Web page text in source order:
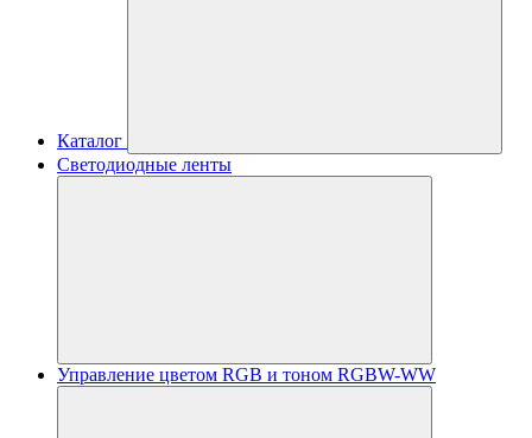
Каталог
Светодиодные ленты
Управление цветом RGB и тоном RGBW-WW